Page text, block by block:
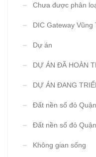
Chưa được phân
DIC Gateway Vũng
Dự án
DỰ ÁN ĐÃ HOÀN
DỰ ÁN ĐANG
Đất nền sổ đỏ
Đất nền sổ đỏ
Không gian sống